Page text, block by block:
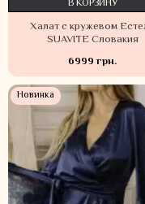
Халат с кружевом
SUAVITE Словакия
6999 грн.
В КОРЗИНУ
Новинка